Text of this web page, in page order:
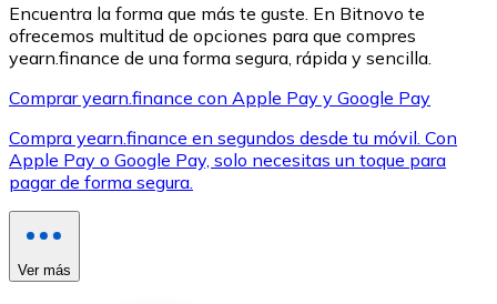
XRP
XRP
Ver todo
Encuentra la forma que más te guste. En Bitnovo te
ofrecemos multitud de opciones para que compres
yearn.finance de una forma segura, rápida y sencilla.
Comprar yearn.finance con Apple Pay y Google Pay
Compra yearn.finance en segundos desde tu móvil. Con
Apple Pay o Google Pay, solo necesitas un toque para
pagar de forma segura.
Ver más